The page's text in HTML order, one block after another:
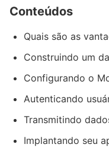
Conteúdos
Quais são as
Construindo um
Configurando o
Autenticando
Transmitindo
Implantando seu